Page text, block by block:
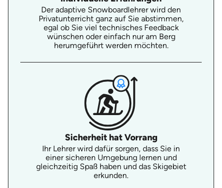
Der adaptive Snowboardlehrer wird den
Privatunterricht ganz auf Sie abstimmen,
egal ob Sie viel technisches Feedback
wünschen oder einfach nur am Berg
herumgeführt werden möchten.
Sicherheit hat Vorrang
Ihr Lehrer wird dafür sorgen, dass Sie in
einer sicheren Umgebung lernen und
gleichzeitig Spaß haben und das Skigebiet
erkunden.